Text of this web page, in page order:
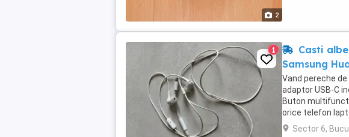
2
1
Casti
Samsung
Vand pereche
adaptor USB-C
Buton
orice telefon
Sector 6,